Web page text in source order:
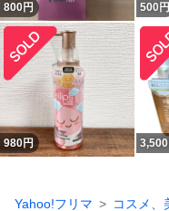
800円 500 円
980円 3,500
Yahoo!フリマ
コスメ、